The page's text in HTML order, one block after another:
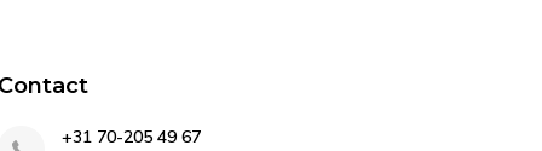
Contact
+31 70-205 49 67